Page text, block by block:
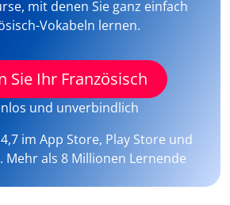
mit denen Sie ganz einfach
Vokabeln lernen.
Sie Ihr Französisch
und unverbindlich
4,7 im App Store, Play Store und
als 8 Millionen Lernende